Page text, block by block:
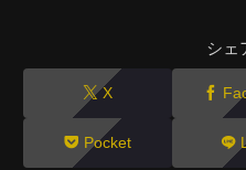
シェ
X
Pocket